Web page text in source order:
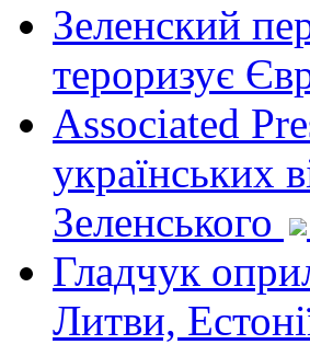
Зеленский
тероризує
Associated
українських
Зеленського
Гладчук
Литви,